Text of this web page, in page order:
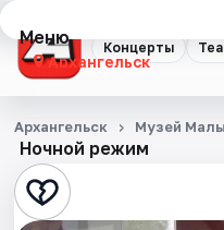
Концерты
Меню
Архангельск
Концерты
Театр
Стендап
Ночной режим
Архангельск Музей